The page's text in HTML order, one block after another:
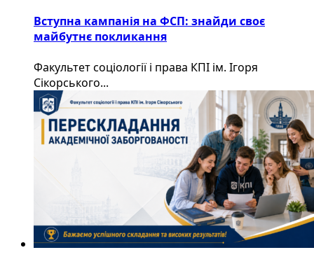
Вступна кампанія на ФСП: знайди своє
майбутнє покликання
Факультет соціології і права КПІ ім. Ігоря
Сікорського...